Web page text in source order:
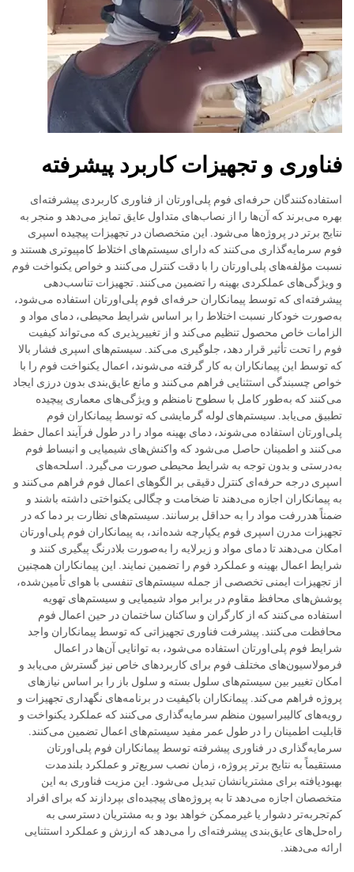
فناوری و تجهیزات کاربرد پیشرفته
استفاده‌کنندگان حرفه‌ای فوم پلی‌اورتان از فناوری کاربردی پیشرفته‌ای
بهره می‌برند که آن‌ها را از نصاب‌های متداول عایق تمایز می‌دهد و منجر به
نتایج برتر در پروژه‌ها می‌شود. این متخصصان در تجهیزات پیچیده اسپری
فوم سرمایه‌گذاری می‌کنند که دارای سیستم‌های اختلاط کامپیوتری هستند و
نسبت مؤلفه‌های پلی‌اورتان را با دقت کنترل می‌کنند و خواص یکنواخت فوم
و ویژگی‌های عملکردی بهینه را تضمین می‌کنند. تجهیزات تناسب‌دهی
پیشرفته‌ای که توسط پیمانکاران حرفه‌ای فوم پلی‌اورتان استفاده می‌شود،
به‌صورت خودکار نسبت اختلاط را بر اساس شرایط محیطی، دمای مواد و
الزامات خاص محصول تنظیم می‌کند و از تغییرپذیری که می‌تواند کیفیت
فوم را تحت تأثیر قرار دهد، جلوگیری می‌کند. سیستم‌های اسپری فشار بالا
که توسط این پیمانکاران به کار گرفته می‌شوند، اعمال یکنواخت فوم را با
خواص چسبندگی استثنایی فراهم می‌کنند و مانع عایق‌بندی بدون درزی ایجاد
می‌کنند که به‌طور کامل با سطوح نامنظم و ویژگی‌های معماری پیچیده
تطبیق می‌یابد. سیستم‌های لوله گرمایشی که توسط پیمانکاران فوم
پلی‌اورتان استفاده می‌شوند، دمای بهینه مواد را در طول فرآیند اعمال حفظ
می‌کنند و اطمینان حاصل می‌شود که واکنش‌های شیمیایی و انبساط فوم
به‌درستی و بدون توجه به شرایط محیطی صورت می‌گیرد. اسلحه‌های
اسپری درجه حرفه‌ای کنترل دقیقی بر الگوهای اعمال فوم فراهم می‌کنند و
به پیمانکاران اجازه می‌دهند تا ضخامت و چگالی یکنواختی داشته باشند و
ضمناً هدررفت مواد را به حداقل برسانند. سیستم‌های نظارت بر دما که در
تجهیزات مدرن اسپری فوم یکپارچه شده‌اند، به پیمانکاران فوم پلی‌اورتان
امکان می‌دهند تا دمای مواد و زیرلایه را به‌صورت بلادرنگ پیگیری کنند و
شرایط اعمال بهینه و عملکرد فوم را تضمین نمایند. این پیمانکاران همچنین
از تجهیزات ایمنی تخصصی از جمله سیستم‌های تنفسی با هوای تأمین‌شده،
پوشش‌های محافظ مقاوم در برابر مواد شیمیایی و سیستم‌های تهویه
استفاده می‌کنند که از کارگران و ساکنان ساختمان در حین اعمال فوم
محافظت می‌کنند. پیشرفت فناوری تجهیزاتی که توسط پیمانکاران واجد
شرایط فوم پلی‌اورتان استفاده می‌شود، به توانایی آن‌ها در اعمال
فرمولاسیون‌های مختلف فوم برای کاربردهای خاص نیز گسترش می‌یابد و
امکان تغییر بین سیستم‌های سلول بسته و سلول باز را بر اساس نیازهای
پروژه فراهم می‌کند. پیمانکاران باکیفیت در برنامه‌های نگهداری تجهیزات و
رویه‌های کالیبراسیون منظم سرمایه‌گذاری می‌کنند که عملکرد یکنواخت و
قابلیت اطمینان را در طول عمر مفید سیستم‌های اعمال تضمین می‌کنند.
سرمایه‌گذاری در فناوری پیشرفته توسط پیمانکاران فوم پلی‌اورتان
مستقیماً به نتایج برتر پروژه، زمان نصب سریع‌تر و عملکرد بلندمدت
بهبودیافته برای مشتریانشان تبدیل می‌شود. این مزیت فناوری به این
متخصصان اجازه می‌دهد تا به پروژه‌های پیچیده‌ای بپردازند که برای افراد
کم‌تجربه‌تر دشوار یا غیرممکن خواهد بود و به مشتریان دسترسی به
راه‌حل‌های عایق‌بندی پیشرفته‌ای را می‌دهد که ارزش و عملکرد استثنایی
ارائه می‌دهند.